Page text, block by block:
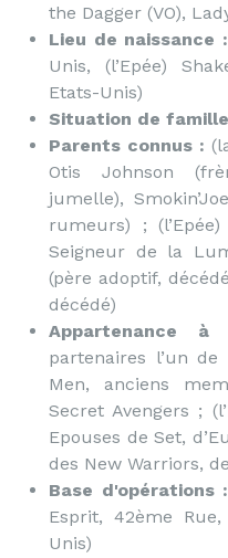
the Dagger (VO),
Lieu de naissance :
Unis, (l’Epée)
Etats-Unis)
Situation de
Parents connus :
Otis Johnson
jumelle),
rumeurs) ;
Seigneur de la
(père adoptif,
décédé)
Appartenance
partenaires l’un
Men, anciens
Secret Avengers ;
Epouses de Set,
des New Warriors,
Base d'opérations :
Esprit, 42ème
Unis)